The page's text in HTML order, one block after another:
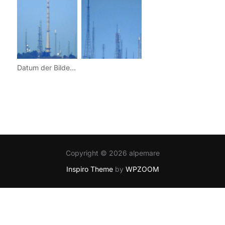
Datum der Bilder: 10. September 2013
Copyright © 2026 alpemare
Inspiro Themeby WPZOOM